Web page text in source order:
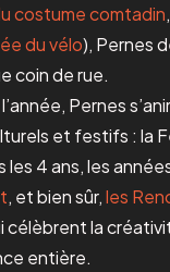
costume comtadin,
du vélo), Pernes
coin de rue.
Pernes
et festifs : la
les 4 ans, les
, et bien sûr,les
célèbrent la
entière.